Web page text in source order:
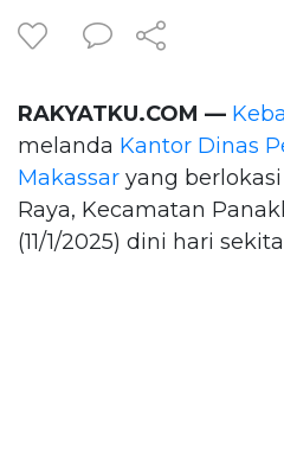
RAKYATKU.COM —
melanda Kantor Dinas
Makassar yang
Raya, Kecamatan
(11/1/2025) dini hari